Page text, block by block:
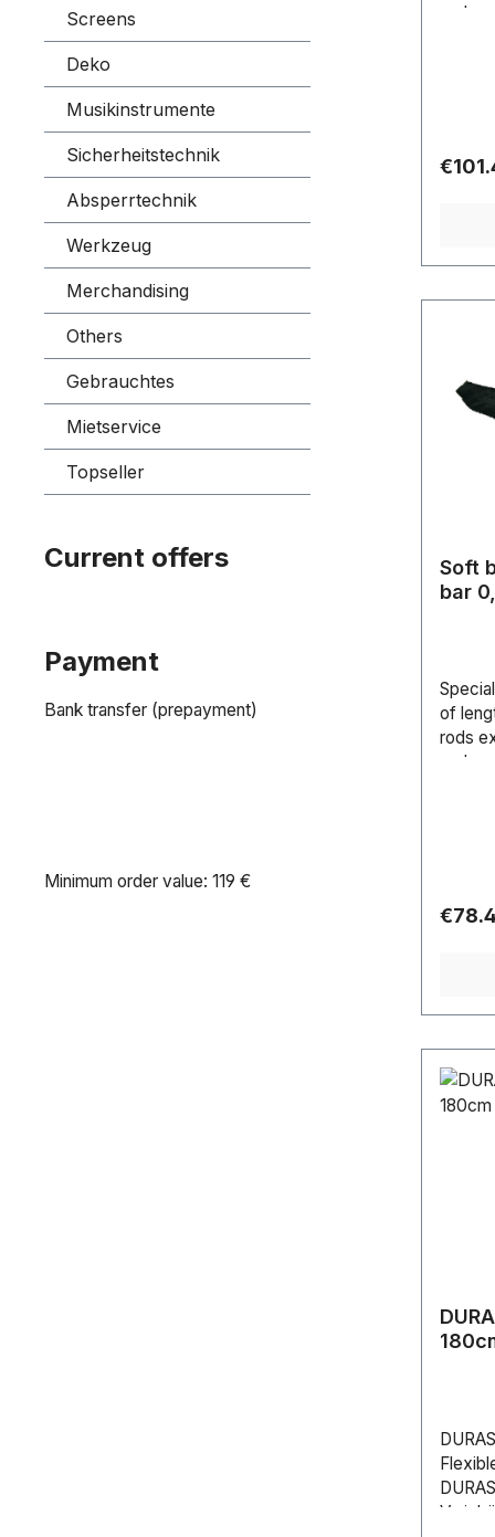
Screens
Deko
Musikinstrumente
Sicherheitstechnik
Absperrtechnik
Werkzeug
Merchandising
Others
Gebrauchtes
Mietservice
Topseller
Current offers
Payment
Bank transfer (prepayment)
Minimum order value: 119 €
and
Soft
of
rods
and